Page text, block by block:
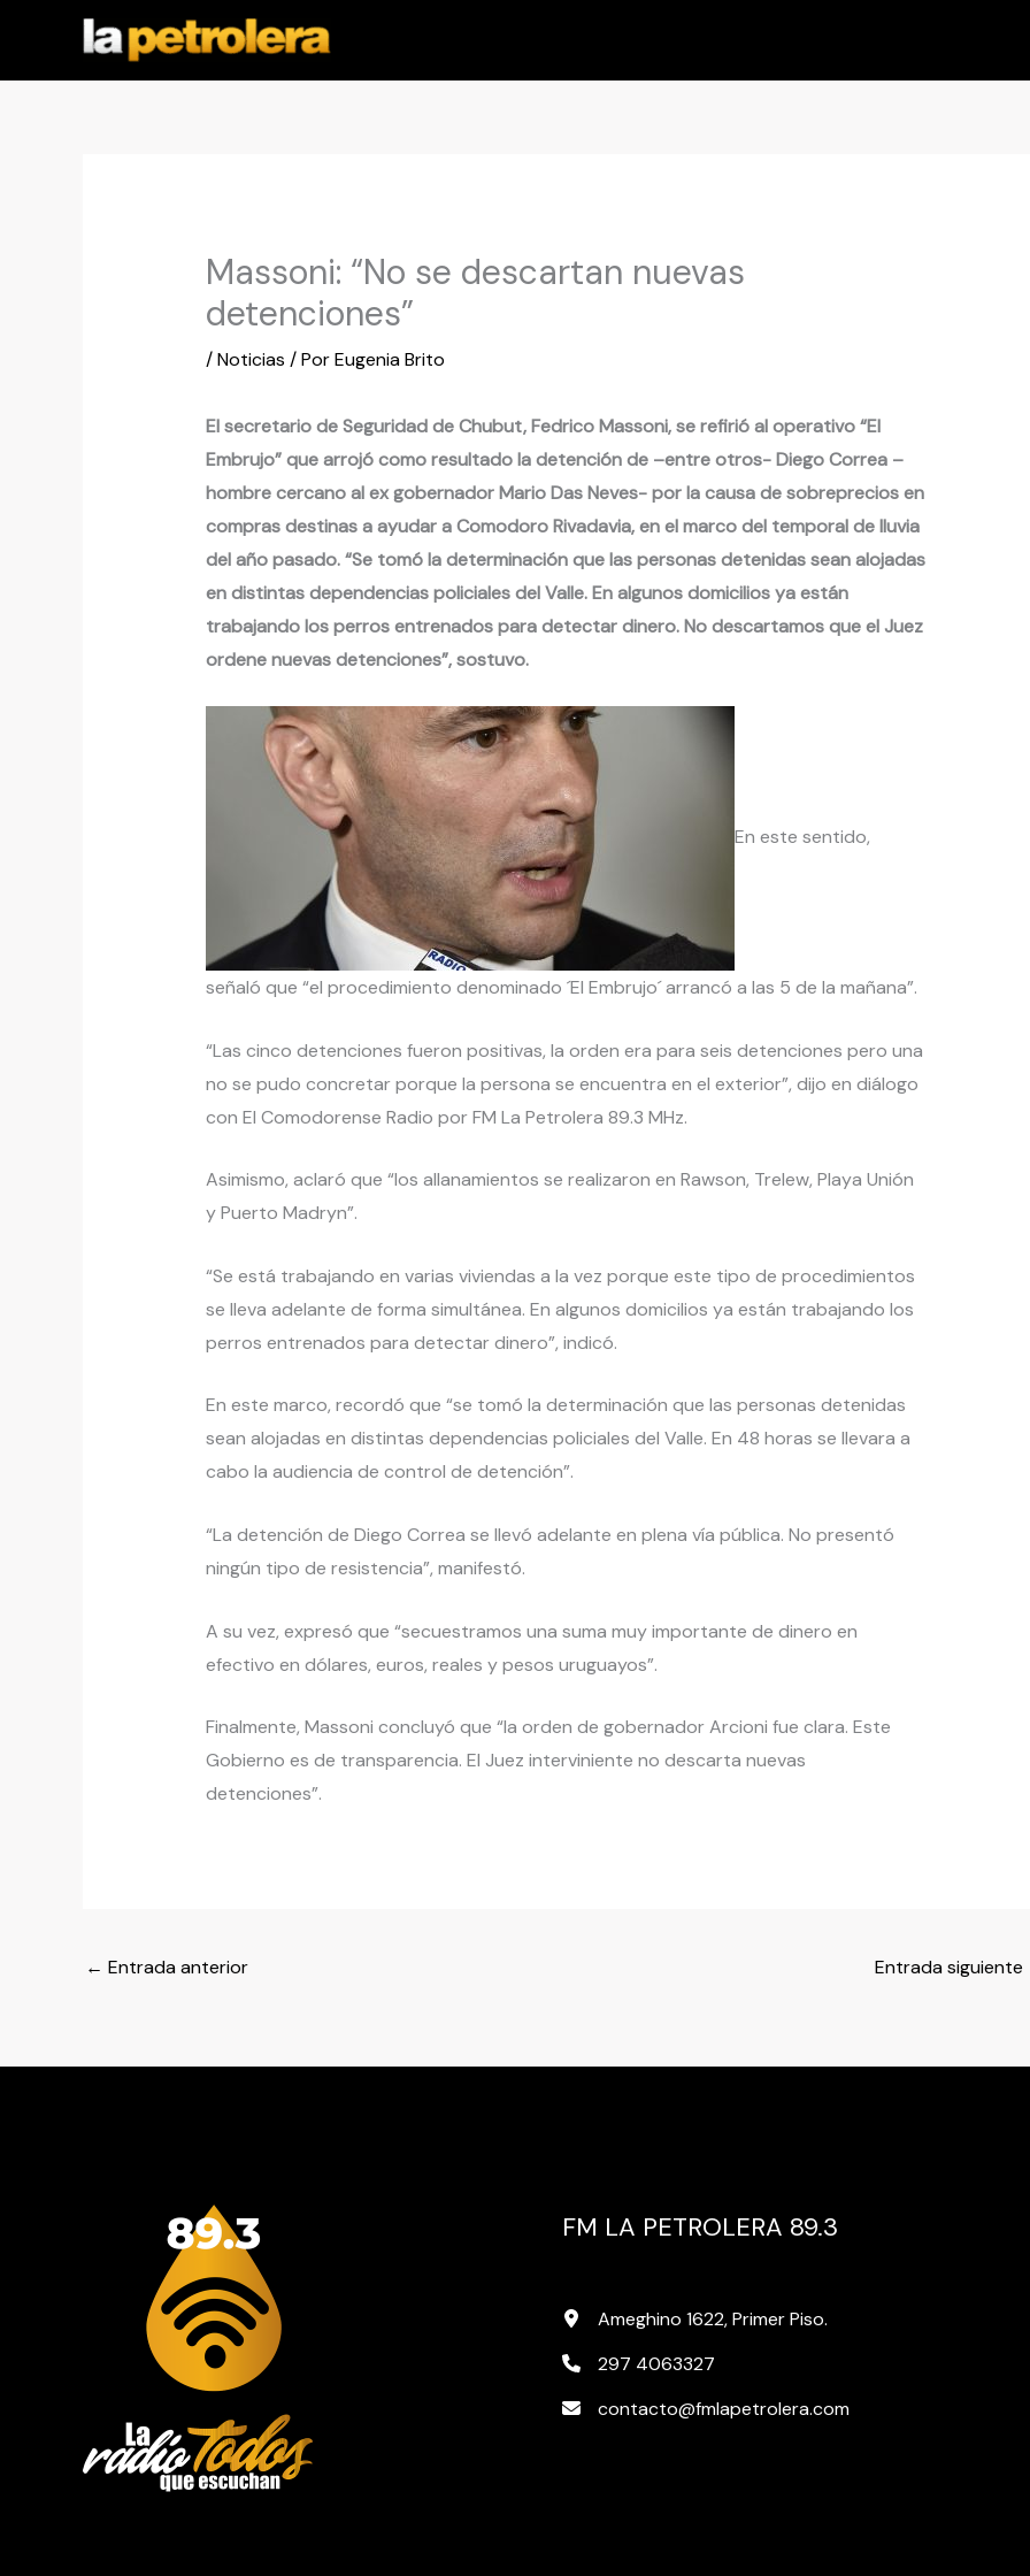
contenido
Massoni: “No se descartan nuevas
detenciones”
/Noticias / PorEugenia Brito
El secretario de Seguridad de Chubut, Fedrico Massoni, se refirió al operativo “El
Embrujo” que arrojó como resultado la detención de –entre otros- Diego Correa –
hombre cercano al ex gobernador Mario Das Neves- por la causa de sobreprecios en
compras destinas a ayudar a Comodoro Rivadavia, en el marco del temporal de lluvia
del año pasado. “Se tomó la determinación que las personas detenidas sean alojadas
en distintas dependencias policiales del Valle. En algunos domicilios ya están
trabajando los perros entrenados para detectar dinero. No descartamos que el Juez
ordene nuevas detenciones”, sostuvo.
En este sentido,
señaló que “el procedimiento denominado ´El Embrujo´ arrancó a las 5 de la mañana”.
“Las cinco detenciones fueron positivas, la orden era para seis detenciones pero una
no se pudo concretar porque la persona se encuentra en el exterior”, dijo en diálogo
con El Comodorense Radio por FM La Petrolera 89.3 MHz.
Asimismo, aclaró que “los allanamientos se realizaron en Rawson, Trelew, Playa Unión
y Puerto Madryn”.
“Se está trabajando en varias viviendas a la vez porque este tipo de procedimientos
se lleva adelante de forma simultánea. En algunos domicilios ya están trabajando los
perros entrenados para detectar dinero”, indicó.
En este marco, recordó que “se tomó la determinación que las personas detenidas
sean alojadas en distintas dependencias policiales del Valle. En 48 horas se llevara a
cabo la audiencia de control de detención”.
“La detención de Diego Correa se llevó adelante en plena vía pública. No presentó
ningún tipo de resistencia”, manifestó.
A su vez, expresó que “secuestramos una suma muy importante de dinero en
efectivo en dólares, euros, reales y pesos uruguayos”.
Finalmente, Massoni concluyó que “la orden de gobernador Arcioni fue clara. Este
Gobierno es de transparencia. El Juez interviniente no descarta nuevas
detenciones”.
← Entrada anterior Entrada siguiente
FM LA PETROLERA 89.3
Ameghino 1622, Primer Piso.
297 4063327
contacto@fmlapetrolera.com